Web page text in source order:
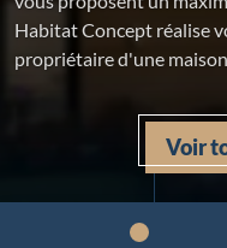
Habitat Concept réalise
propriétaire d'une
Voir